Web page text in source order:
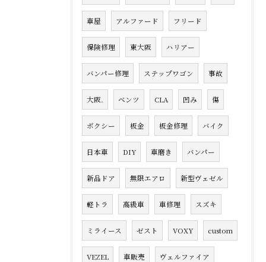
車屋 アルファード フリード
保険修理 東大阪 ハリアー
バンパー修理 ステップワゴン 事故
大阪. ベンツ CLA 凹み 傷
ボクシー 板金 板金修理 バイク
日本車 DIY 車磨き バンパー
新品ドア 無限エアロ 新型ヴェゼル
軽トラ 高級車 車修理 スズキ
ミライース ゼスト VOXY custom
VEZEL 車販売 ヴェルファイア